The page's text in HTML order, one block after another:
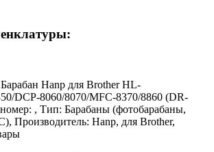
Hanp для Brother HL-
DCP-8060/8070/MFC-8370/8860 (DR-
, Тип: Барабаны (фотобарабаны,
Производитель: Hanp, для Brother,